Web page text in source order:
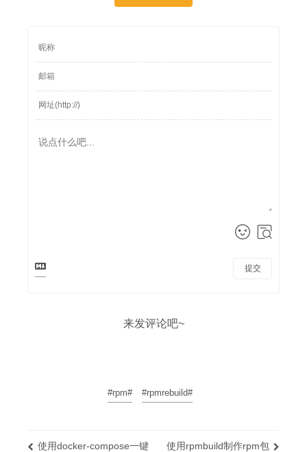
提交
来发评论吧~
#rpm# #rpmrebuild#
使用docker-compose一键 使用rpmbuild制作rpm包